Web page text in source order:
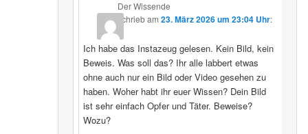
Der Wissende
schriebam23. März 2026 um 23:04 Uhr:
Ich habe das Instazeug gelesen. Kein Bild, kein
Beweis. Was soll das? Ihr alle labbert etwas
ohne auch nur ein Bild oder Video gesehen zu
haben. Woher habt ihr euer Wissen? Dein Bild
ist sehr einfach Opfer und Täter. Beweise?
Wozu?